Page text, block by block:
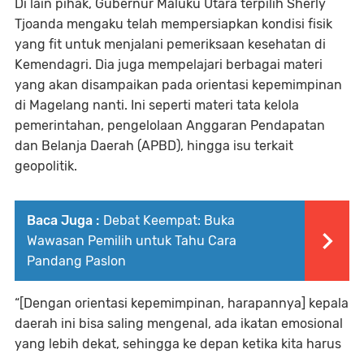
Di lain pihak, Gubernur Maluku Utara terpilih Sherly
Tjoanda mengaku telah mempersiapkan kondisi fisik
yang fit untuk menjalani pemeriksaan kesehatan di
Kemendagri. Dia juga mempelajari berbagai materi
yang akan disampaikan pada orientasi kepemimpinan
di Magelang nanti. Ini seperti materi tata kelola
pemerintahan, pengelolaan Anggaran Pendapatan
dan Belanja Daerah (APBD), hingga isu terkait
geopolitik.
Baca Juga : Debat Keempat: Buka
Wawasan Pemilih untuk Tahu Cara
Pandang Paslon
“[Dengan orientasi kepemimpinan, harapannya] kepala
daerah ini bisa saling mengenal, ada ikatan emosional
yang lebih dekat, sehingga ke depan ketika kita harus